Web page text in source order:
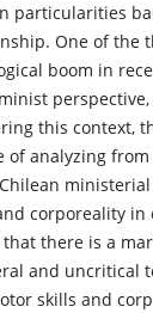
particularities
One of the
boom in
this context,
of analyzing
corporeality in
there is a
and uncritical
skills and